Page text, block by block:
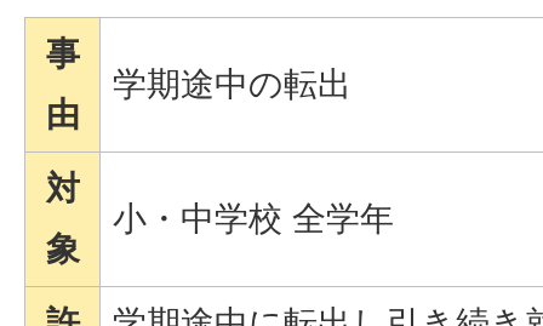
事
由
学期途中の転出
対
象
小・中学校 全学年